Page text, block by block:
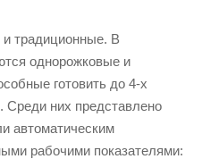
и традиционные. В
однорожковые и
готовить до 4-х
Среди них представлено
автоматическим
рабочими показателями: